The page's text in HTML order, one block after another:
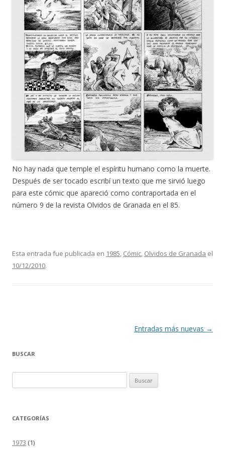
No hay nada que temple el espíritu humano como la muerte.
Después de ser tocado escribí un texto que me sirvió luego
para este cómic que apareció como contraportada en el
número 9 de la revista Olvidos de Granada en el 85.
Esta entrada fue publicada en 1985, Cómic, Olvidos de Granada el
10/12/2010.
entradas
Entradas más nuevas →
BUSCAR
CATEGORÍAS
1973 (1)